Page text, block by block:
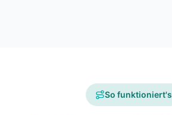
So funktioniert's